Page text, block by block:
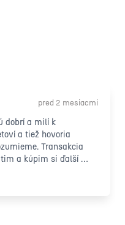
pred 2 mesiacmi
dobrí a milí k
a tiež hovoria
Transakcia
a kúpim si ďalší
len povedať
hľadajú lacný iPhone ☺️